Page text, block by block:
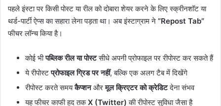
पहले इंस्टा पर किसी पोस्ट या रील को दोबारा शेयर करने के लिए स्क्रीनशॉट या
थर्ड-पार्टी ऐप्स का सहारा लेना पड़ता था। अब इंस्टाग्राम ने “Repost Tab”
फीचर लॉन्च किया है।
कोई भीपब्लिक रील या पोस्टसीधे अपनी प्रोफाइल पर रीपोस्ट कर सकते हैं
ये रीपोस्टप्रोफाइल ग्रिड पर नहीं, बल्कि एक अलग टैब में दिखेंगे
रीपोस्ट करते समयकैप्शनऔरमूल क्रिएटर को क्रेडिटदेना संभव
यह फीचर काफी हद तकX (Twitter) की रीपोस्ट सुविधा जैसा है